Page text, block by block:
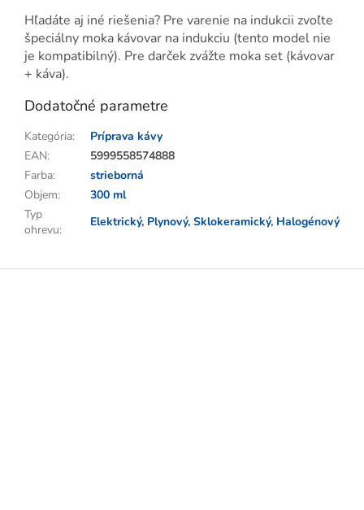
Hľadáte aj iné riešenia? Pre varenie na indukcii zvoľte
špeciálny moka kávovar na indukciu (tento model nie
je kompatibilný). Pre darček zvážte moka set (kávovar
+ káva).
Dodatočné parametre
Kategória:
Príprava kávy
EAN:
5999558574888
Farba:
strieborná
Objem:
300 ml
Typ
ohrevu:
Elektrický, Plynový, Sklokeramický, Halogénový
Z